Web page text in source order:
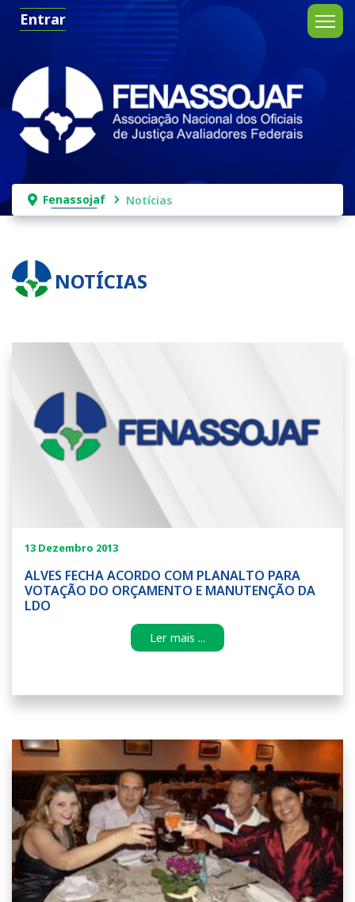
Entrar
NOTÍCIAS
Fenassojaf Notícias
ALVES FECHA ACORDO COM PLANALTO PARA
VOTAÇÃO DO ORÇAMENTO E MANUTENÇÃO DA
LDO
13 Dezembro 2013
Ler mais ...